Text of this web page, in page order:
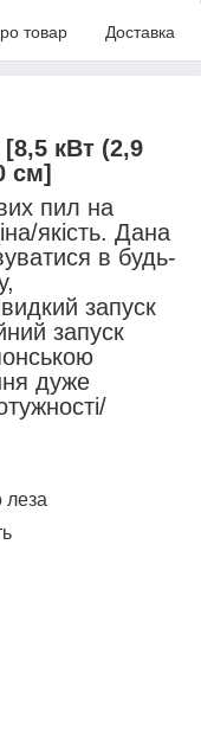
товар Доставка
кВт (2,9
см]
пил на
якість. Дана
в будь-
запуск
запуск
дуже
леза